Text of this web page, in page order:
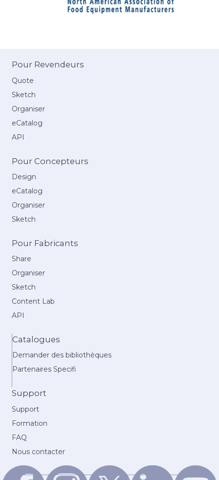
Pour Revendeurs
Quote
Sketch
Organiser
eCatalog
API
Pour Concepteurs
Design
eCatalog
Organiser
Sketch
Pour Fabricants
Share
Organiser
Sketch
Content Lab
API
Catalogues
Demander des bibliothèques
Partenaires Specifi
Support
Support
Formation
FAQ
Nous contacter